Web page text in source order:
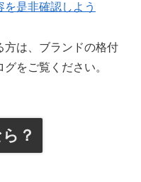
是非確認しよう
方は、ブランドの格付
をご覧ください。
？